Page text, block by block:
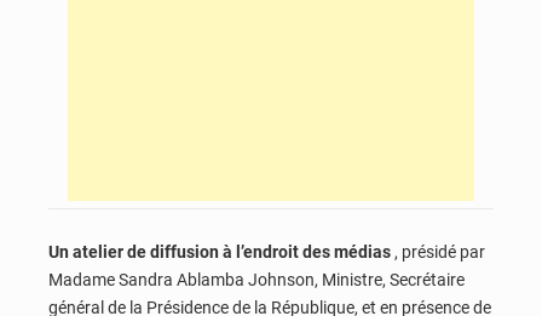
Un atelier de diffusion à l’endroit des médias , présidé par
Madame Sandra Ablamba Johnson, Ministre, Secrétaire
général de la Présidence de la République, et en présence de